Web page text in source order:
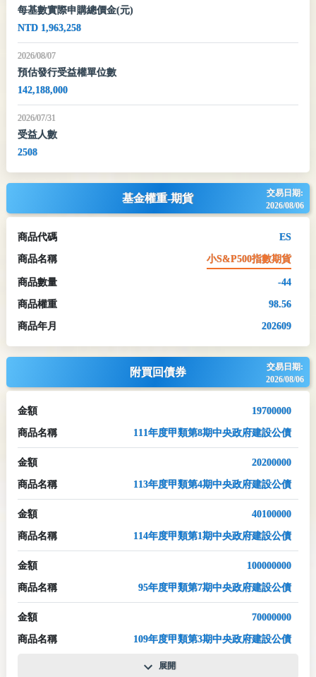
每基數實際申購總價金(元)
NTD 1,963,258
2026/08/07
預估發行受益權單位數
142,188,000
2026/07/31
受益人數
2508
基金權重-期貨
交易日期:
2026/08/06
商品代碼 ES
商品名稱 小S&P500指數期貨
商品數量 -44
商品權重 98.56
商品年月 202609
附買回債券
交易日期:
2026/08/06
金額 19700000
商品名稱 111年度甲類第8期中央政府建設公債
金額 20200000
商品名稱 113年度甲類第4期中央政府建設公債
金額 40100000
商品名稱 114年度甲類第1期中央政府建設公債
金額 100000000
商品名稱 95年度甲類第7期中央政府建設公債
金額 70000000
商品名稱 109年度甲類第3期中央政府建設公債
展開